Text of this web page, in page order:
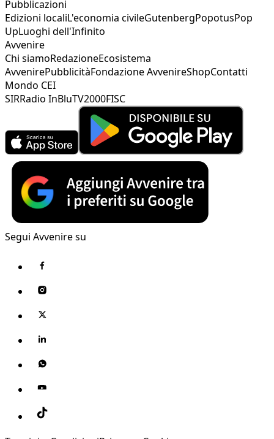
Pubblicazioni
Edizioni localiL'economia civileGutenbergPopotusPop
UpLuoghi dell'Infinito
Avvenire
Chi siamoRedazioneEcosistema
AvvenirePubblicitàFondazione AvvenireShopContatti
Mondo CEI
SIRRadio InBluTV2000FISC
Segui Avvenire su